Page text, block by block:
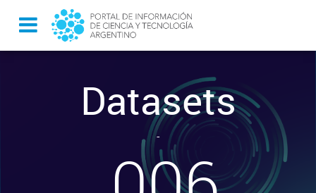
Datasets
-